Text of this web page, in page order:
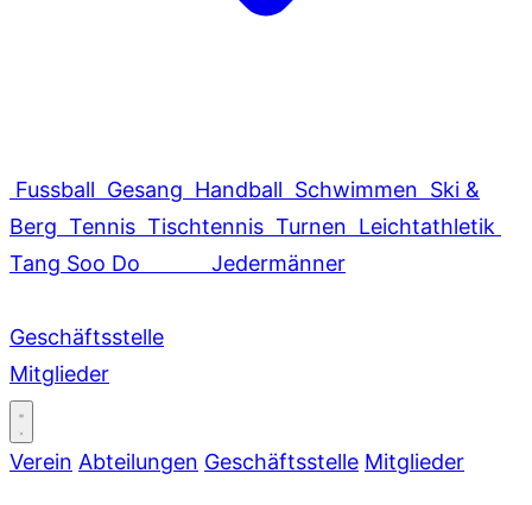
Fussball Gesang Handball Schwimmen Ski &
Berg Tennis Tischtennis Turnen Leichtathletik
Tang Soo Do
Jedermänner
Geschäftsstelle
Mitglieder
Verein Abteilungen Geschäftsstelle Mitglieder